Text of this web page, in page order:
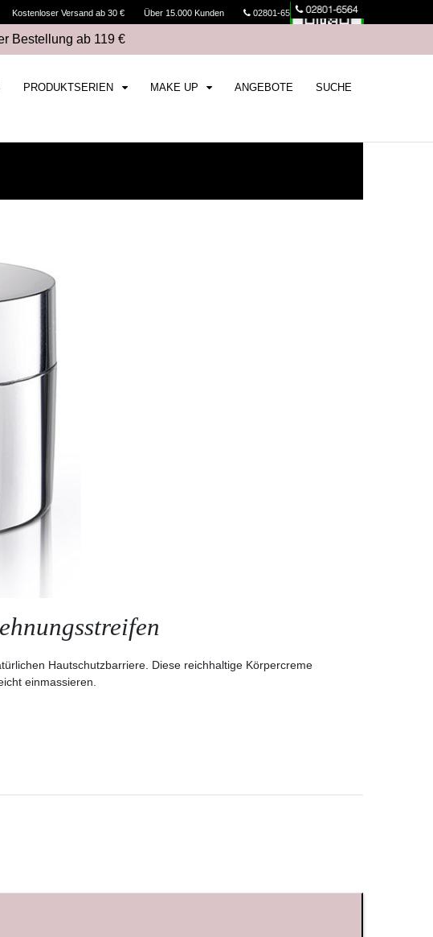
Kostenloser Versand ab 30 € Über 15.000 Kunden 02801-6564 Kasse
Bestellung ab 119 €
PRODUKTSERIEN MAKE UP ANGEBOTE SUCHE
Hautschutzbarriere. Diese reichhaltige Körpercreme
einmassieren.